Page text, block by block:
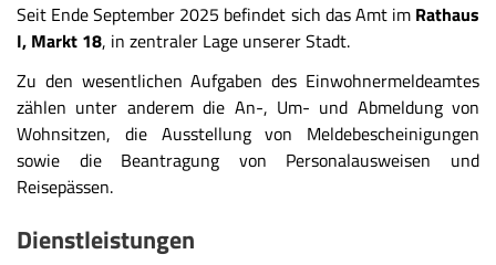
Seit Ende September 2025 befindet sich das Amt im Rathaus
I, Markt 18, in zentraler Lage unserer Stadt.
Zu den wesentlichen Aufgaben des Einwohnermeldeamtes
zählen unter anderem die An-, Um- und Abmeldung von
Wohnsitzen, die Ausstellung von Meldebescheinigungen
sowie die Beantragung von Personalausweisen und
Reisepässen.
Dienstleistungen